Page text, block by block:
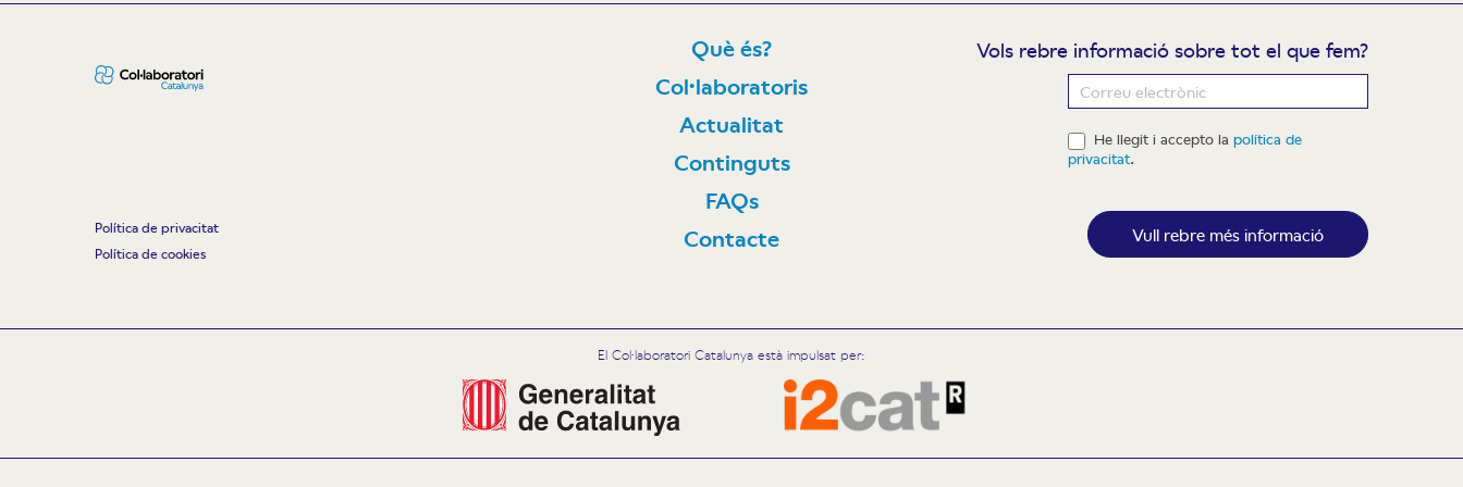
Política de privacitat
Política de cookies
Què és?
Col·laboratoris
Actualitat
Continguts
FAQs
Contacte
Vols rebre informació sobre tot el que fem?
He llegit i accepto lapolítica de
privacitat.
Vull rebre més informació
El Col·laboratori Catalunya està impulsat per: